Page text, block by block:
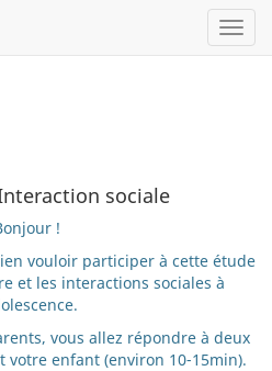
sociale
!
vouloir participer à cette étude
et les interactions sociales à
vous allez répondre à deux
enfant (environ 10-15min).